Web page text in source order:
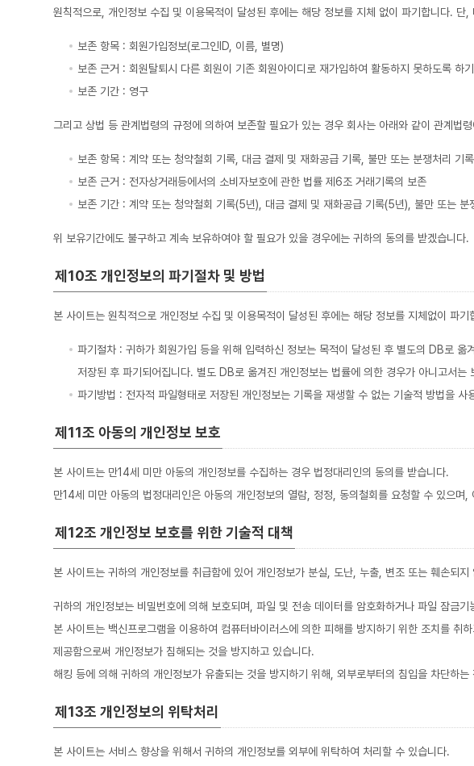
원칙적으로, 개인정보 수집 및 이용목적이 달성된 후에는 해당 정보를 지체 없이 파기합니다.
보존 항목 : 회원가입정보(로그인ID, 이름, 별명)
보존 근거 : 회원탈퇴시 다른 회원이 기존 회원아이디로 재가입하여 활동하지 못하도록 하
보존 기간 : 영구
그리고 상법 등 관계법령의 규정에 의하여 보존할 필요가 있는 경우 회사는 아래와 같이 관계법
보존 항목 : 계약 또는 청약철회 기록, 대금 결제 및 재화공급 기록, 불만 또는 분쟁처리 기록
보존 근거 : 전자상거래등에서의 소비자보호에 관한 법률 제6조 거래기록의 보존
보존 기간 : 계약 또는 청약철회 기록(5년), 대금 결제 및 재화공급 기록(5년), 불만 또는 분
위 보유기간에도 불구하고 계속 보유하여야 할 필요가 있을 경우에는 귀하의 동의를 받겠습니다.
제10조 개인정보의 파기절차 및 방법
본 사이트는 원칙적으로 개인정보 수집 및 이용목적이 달성된 후에는 해당 정보를 지체없이 파
파기절차 : 귀하가 회원가입 등을 위해 입력하신 정보는 목적이 달성된 후 별도의 DB로
저장된 후 파기되어집니다. 별도 DB로 옮겨진 개인정보는 법률에 의한 경우가 아니고서는
파기방법 : 전자적 파일형태로 저장된 개인정보는 기록을 재생할 수 없는 기술적 방법을 사
제11조 아동의 개인정보 보호
본 사이트는 만14세 미만 아동의 개인정보를 수집하는 경우 법정대리인의 동의를 받습니다.
만14세 미만 아동의 법정대리인은 아동의 개인정보의 열람, 정정, 동의철회를 요청할 수 있으
제12조 개인정보 보호를 위한 기술적 대책
본 사이트는 귀하의 개인정보를 취급함에 있어 개인정보가 분실, 도난, 누출, 변조 또는 훼손되
귀하의 개인정보는 비밀번호에 의해 보호되며, 파일 및 전송 데이터를 암호화하거나 파일 잠금
본 사이트는 백신프로그램을 이용하여 컴퓨터바이러스에 의한 피해를 방지하기 위한 조치를
제공함으로써 개인정보가 침해되는 것을 방지하고 있습니다.
해킹 등에 의해 귀하의 개인정보가 유출되는 것을 방지하기 위해, 외부로부터의 침입을 차단하는
제13조 개인정보의 위탁처리
본 사이트는 서비스 향상을 위해서 귀하의 개인정보를 외부에 위탁하여 처리할 수 있습니다.